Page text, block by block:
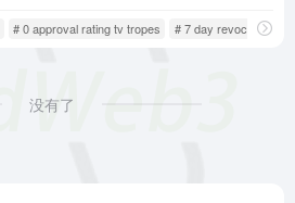
# 0 approval rating tv tropes # 7 day revocation
没有了